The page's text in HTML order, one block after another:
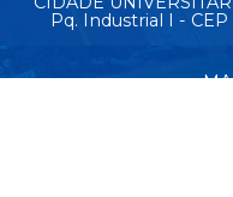
Pq. Industrial I -